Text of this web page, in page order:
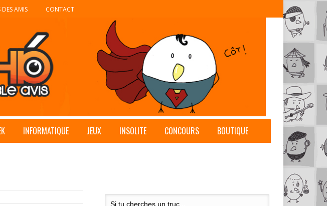
DES AMIS CONTACT
INFORMATIQUE JEUX INSOLITE CONCOURS BOUTIQUE